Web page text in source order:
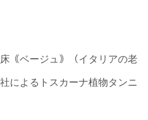
｟ベージュ｠（イタリアの老
によるトスカーナ植物タンニ